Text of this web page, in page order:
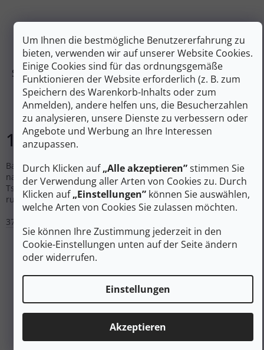
Um Ihnen die bestmögliche Benutzererfahrung zu
bieten, verwenden wir auf unserer Website Cookies.
Einige Cookies sind für das ordnungsgemäße
Funktionieren der Website erforderlich (z. B. zum
Speichern des Warenkorb-Inhalts oder zum
Anmelden), andere helfen uns, die Besucherzahlen
zu analysieren, unsere Dienste zu verbessern oder
Angebote und Werbung an Ihre Interessen
anzupassen.
Durch Klicken auf„Alle akzeptieren”stimmen Sie
der Verwendung aller Arten von Cookies zu. Durch
Klicken auf„Einstellungen” können Sie auswählen,
welche Arten von Cookies Sie zulassen möchten.
Sie können Ihre Zustimmung jederzeit in den
Cookie-Einstellungen unten auf der Seite ändern
oder widerrufen.
Einstellungen
Akzeptieren
SALTIC Barfußschuhe OUTDOOR Flach schwarz nappa-
schwarz
Auf Lager
157 €
Barfußschuhe mit breitem Vorfuß und Zero-Drop-Plateau für
natürliche Bewegungsabläufe, handgefertigt in der
Tschechischen Republik, mit schützendem Gummibesatz
rundum.
37